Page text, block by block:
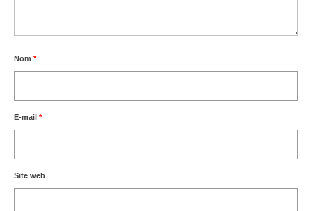
Nom *
E-mail *
Site web